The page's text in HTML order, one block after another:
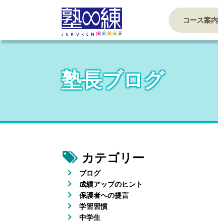
コース案内
塾長ブログ
カテゴリー
ブログ
成績アップのヒント
保護者への提言
学習習慣
中学生